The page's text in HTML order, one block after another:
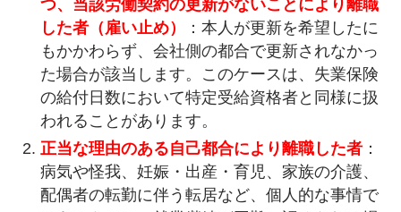
つ、当該労働契約の更新がないことにより離職
した者（雇い止め）
：本人が更新を希望したに
もかかわらず、会社側の都合で更新されなかっ
た場合が該当します。このケースは、失業保険
の給付日数において特定受給資格者と同様に扱
われることがあります。
正当な理由のある自己都合により離職した者：
病気や怪我、妊娠・出産・育児、家族の介護、
配偶者の転勤に伴う転居など、個人的な事情で